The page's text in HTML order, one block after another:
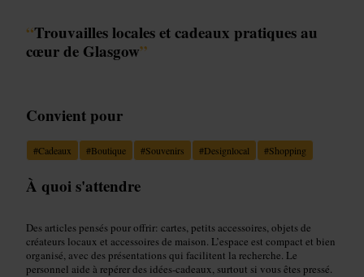
“Trouvailles locales et cadeaux pratiques au
cœur de Glasgow”
Convient pour
#Cadeaux #Boutique #Souvenirs #Designlocal #Shopping
À quoi s'attendre
Des articles pensés pour offrir: cartes, petits accessoires, objets de
créateurs locaux et accessoires de maison. L’espace est compact et bien
organisé, avec des présentations qui facilitent la recherche. Le
personnel aide à repérer des idées-cadeaux, surtout si vous êtes pressé.